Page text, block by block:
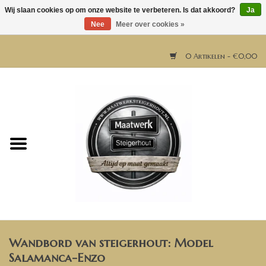
0 Artikelen - €0,00
Horeca meubels
Bartafels
Wandbord van steigerhout: Model
Salamanca-Enzo
Wij slaan cookies op om onze website te verbeteren. Is dat akkoord?
Ja
Nee
Meer over cookies »